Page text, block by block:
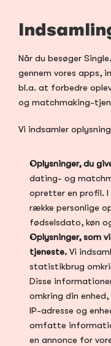
Når du besøger
gennem vores apps,
bl.a. at forbedre
og matchmaking-
Vi indsamler
Oplysninger, du
dating- og
opretter en profil. I
række personlige
fødselsdato, køn
Oplysninger, som
tjeneste. Vi
statistikbrug
Disse
omkring din
IP-adresse og
omfatte
en annonce for